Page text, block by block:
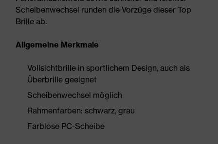
Scheibenwechsel runden die Vorzüge dieser Top
Brille ab.
Allgemeine Merkmale
Vollsichtbrille in sportlichem Design, auch als
Überbrille geeignet
Scheibenwechsel möglich
Rahmenfarben: schwarz, grau
Farblose PC-Scheibe